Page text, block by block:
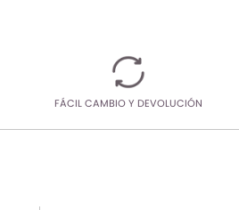
FÁCIL CAMBIO Y DEVOLUCIÓN